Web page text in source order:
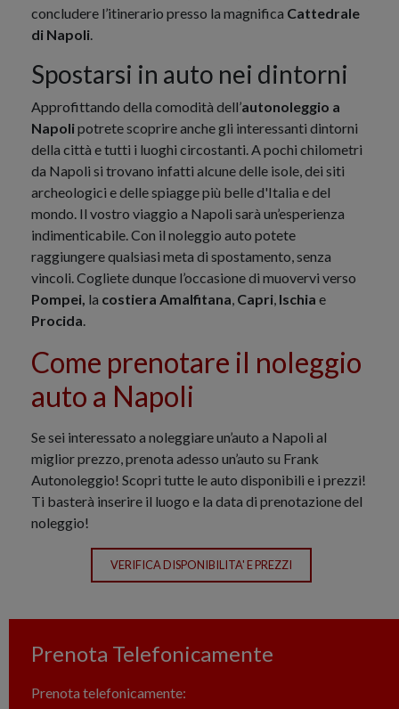
concludere l’itinerario presso la magnifica Cattedrale
di Napoli.
Spostarsi in auto nei dintorni
Approfittando della comodità dell’autonoleggio a
Napolipotrete scoprire anche gli interessanti dintorni
della città e tutti i luoghi circostanti. A pochi chilometri
da Napoli si trovano infatti alcune delle isole, dei siti
archeologici e delle spiagge più belle d'Italia e del
mondo. Il vostro viaggio a Napoli sarà un’esperienza
indimenticabile. Con il noleggio auto potete
raggiungere qualsiasi meta di spostamento, senza
vincoli. Cogliete dunque l’occasione di muovervi verso
Pompei, la costiera Amalfitana, Capri, Ischia e
Procida.
Come prenotare il noleggio
auto a Napoli
Se sei interessato a noleggiare un’auto a Napoli al
miglior prezzo, prenota adesso un’auto su Frank
Autonoleggio! Scopri tutte le auto disponibili e i prezzi!
Ti basterà inserire il luogo e la data di prenotazione del
noleggio!
Prenota Telefonicamente
Prenota telefonicamente: